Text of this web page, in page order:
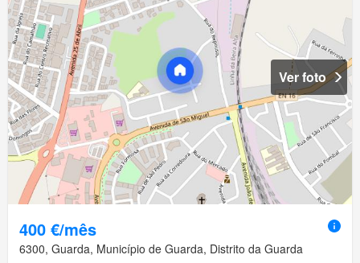
Ver foto
400 €/mês
6300, Guarda, Município de Guarda, Distrito da Guarda